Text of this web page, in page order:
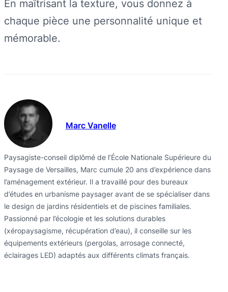
En maîtrisant la texture, vous donnez à
chaque pièce une personnalité unique et
mémorable.
Marc Vanelle
Paysagiste-conseil diplômé de l’École Nationale Supérieure du
Paysage de Versailles, Marc cumule 20 ans d’expérience dans
l’aménagement extérieur. Il a travaillé pour des bureaux
d’études en urbanisme paysager avant de se spécialiser dans
le design de jardins résidentiels et de piscines familiales.
Passionné par l’écologie et les solutions durables
(xéropaysagisme, récupération d’eau), il conseille sur les
équipements extérieurs (pergolas, arrosage connecté,
éclairages LED) adaptés aux différents climats français.